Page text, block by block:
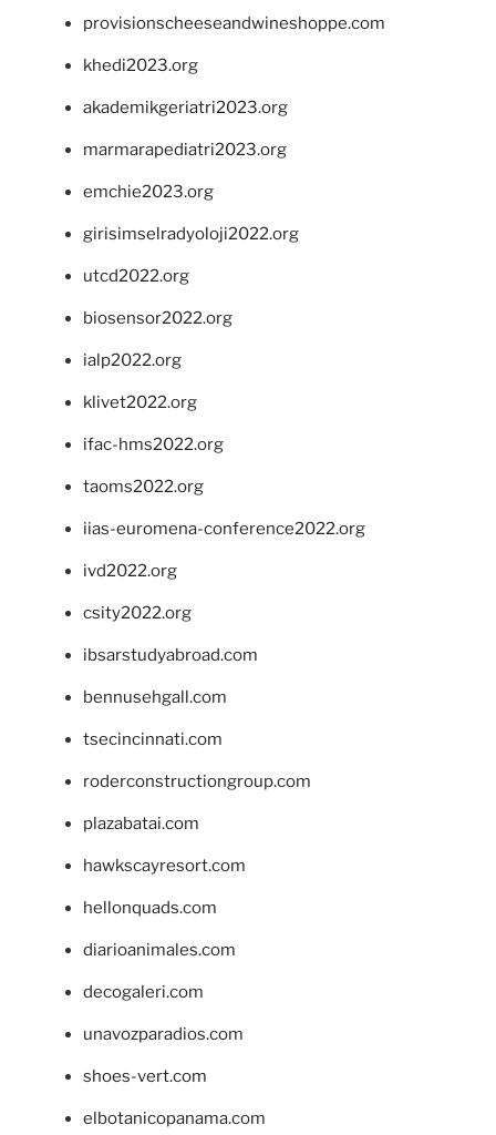
provisionscheeseandwineshoppe.com
khedi2023.org
akademikgeriatri2023.org
marmarapediatri2023.org
emchie2023.org
girisimselradyoloji2022.org
utcd2022.org
biosensor2022.org
ialp2022.org
klivet2022.org
ifac-hms2022.org
taoms2022.org
iias-euromena-conference2022.org
ivd2022.org
csity2022.org
ibsarstudyabroad.com
bennusehgall.com
tsecincinnati.com
roderconstructiongroup.com
plazabatai.com
hawkscayresort.com
hellonquads.com
diarioanimales.com
decogaleri.com
unavozparadios.com
shoes-vert.com
elbotanicopanama.com